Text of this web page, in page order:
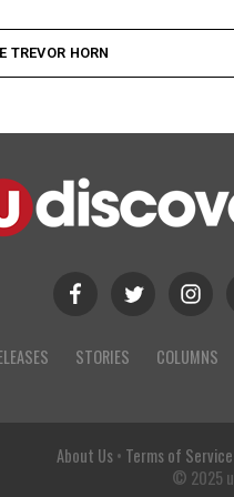
TREVOR HORN
STORIES COLUMNS
About Us• Terms of Service
© 2025